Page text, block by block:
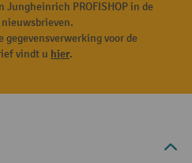
Jungheinrich PROFISHOP in de
nieuwsbrieven.
gegevensverwerking voor de
vindt u hier.